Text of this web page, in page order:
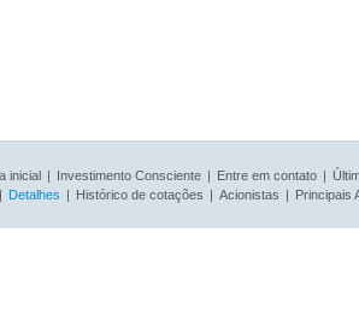
inicial | Investimento Consciente | Entre em contato |
| Detalhes | Histórico de cotações | Acionistas | Principais